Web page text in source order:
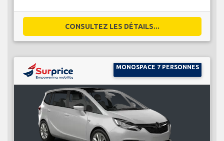
CONSULTEZ LES DÉTAILS...
MONOSPACE 7 PERSONNES